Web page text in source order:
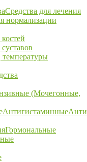
Средства для лечения
нормализации
температуры
(Мочегонные,
Антигистаминные
Гормональные